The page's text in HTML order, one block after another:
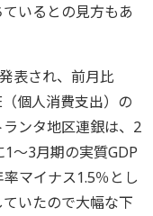
いるとの見方もあ
表され、前月比
個人消費支出）の
ンタ地区連銀は、2
～3月期の実質GDP
マイナス1.5％とし
いたので大幅な下